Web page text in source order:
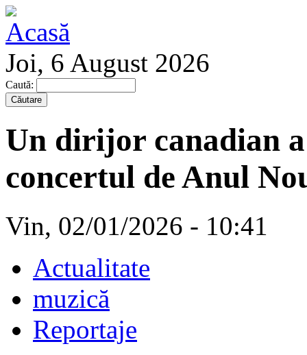
Joi, 6 August 2026
Caută:
Un dirijor canadian
concertul de Anul
Vin, 02/01/2026 - 10:41
Actualitate
muzică
Reportaje